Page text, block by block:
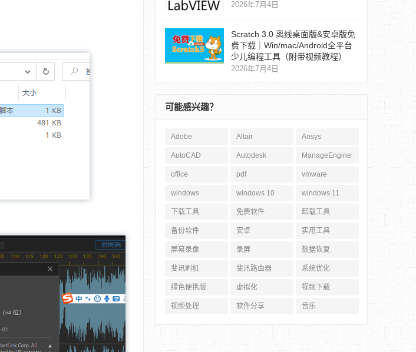
2026年7月4日
Scratch 3.0 离线桌面版&安卓版免
费下载｜Win/mac/Android全平台
少儿编程工具（附带视频教程）
2026年7月4日
可能感兴趣？
Adobe Altair Ansys
AutoCAD Autodesk ManageEngine
office pdf vmware
windows windows 10 windows 11
下载工具 免费软件 卸载工具
备份软件 安卓 实用工具
屏幕录像 录屏 数据恢复
斐讯刷机 斐讯路由器 系统优化
绿色便携版 虚拟化 视频下载
视频处理 软件分享 音乐